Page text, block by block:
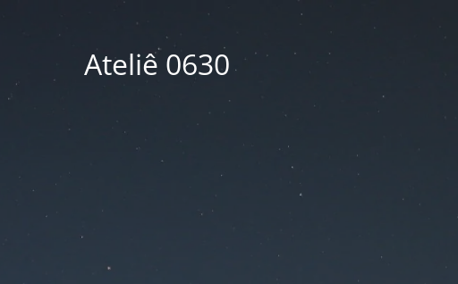
Ateliê 0630